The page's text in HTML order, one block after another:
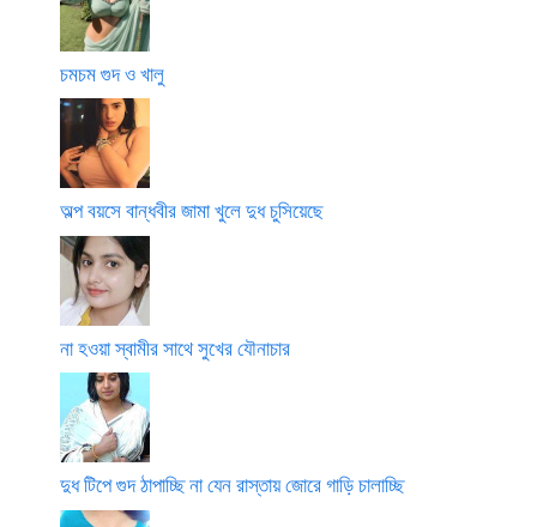
চমচম গুদ ও খালু
অল্প বয়সে বান্ধবীর জামা খুলে দুধ চুসিয়েছে
না হওয়া স্বামীর সাথে সুখের যৌনাচার
দুধ টিপে গুদ ঠাপাচ্ছি না যেন রাস্তায় জোরে গাড়ি চালাচ্ছি